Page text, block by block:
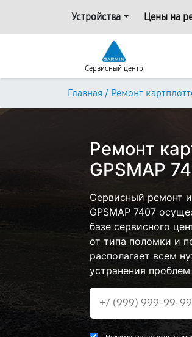
Устройства Цены на
Сервисный центр
Главная / Ремонт
Ремонт
GPSMAP
Сервисный ремонт
GPSMAP 7407
базе сервисного
от типа поломки и
располагает всем
устранения